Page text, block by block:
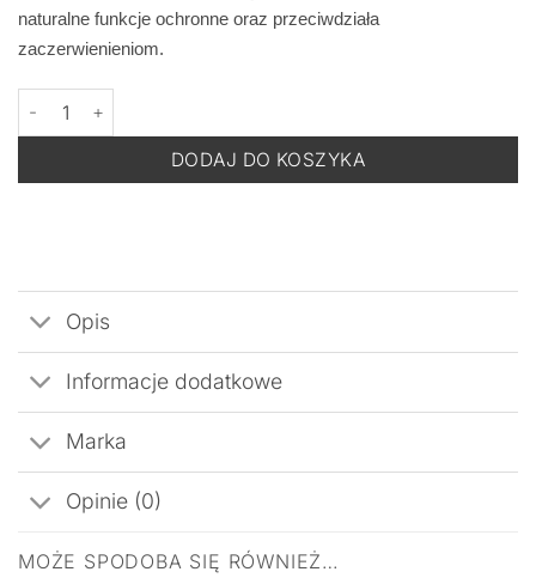
naturalne funkcje ochronne oraz przeciwdziała
zaczerwienieniom.
ilość JEAN D'ARCEL DEMAQUILLANTE Tonique Calmant -
DODAJ DO KOSZYKA
Opis
Informacje dodatkowe
Marka
Opinie (0)
MOŻE SPODOBA SIĘ RÓWNIEŻ…